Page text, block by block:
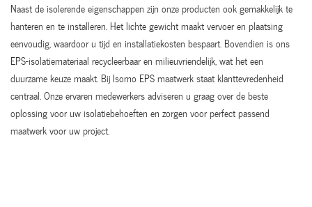
Naast de isolerende eigenschappen zijn onze producten ook gemakkelijk te
hanteren en te installeren. Het lichte gewicht maakt vervoer en plaatsing
eenvoudig, waardoor u tijd en installatiekosten bespaart. Bovendien is ons
EPS-isolatiemateriaal recycleerbaar en milieuvriendelijk, wat het een
duurzame keuze maakt. Bij Isomo EPS maatwerk staat klanttevredenheid
centraal. Onze ervaren medewerkers adviseren u graag over de beste
oplossing voor uw isolatiebehoeften en zorgen voor perfect passend
maatwerk voor uw project.